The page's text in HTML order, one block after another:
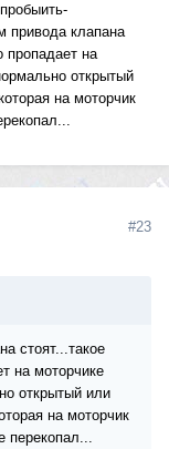
привода клапана
пропадает на
открытый
на моторчик
#23
стоят...такое
на моторчике
открытый или
на моторчик
перекопал...